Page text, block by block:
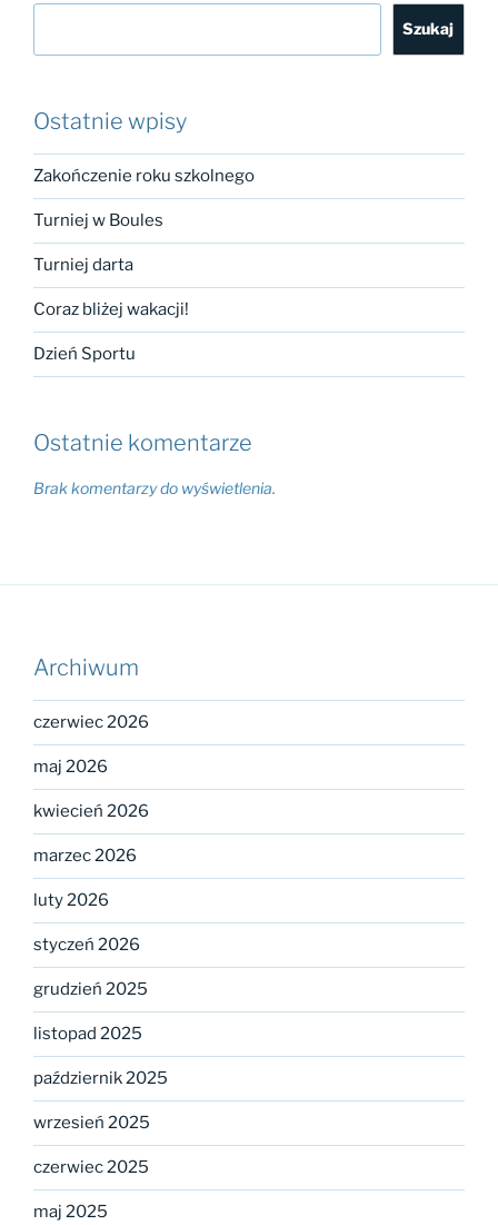
Szukaj
Ostatnie wpisy
Zakończenie roku szkolnego
Turniej w Boules
Turniej darta
Coraz bliżej wakacji!
Dzień Sportu
Ostatnie komentarze
Brak komentarzy do wyświetlenia.
Archiwum
czerwiec 2026
maj 2026
kwiecień 2026
marzec 2026
luty 2026
styczeń 2026
grudzień 2025
listopad 2025
październik 2025
wrzesień 2025
czerwiec 2025
maj 2025